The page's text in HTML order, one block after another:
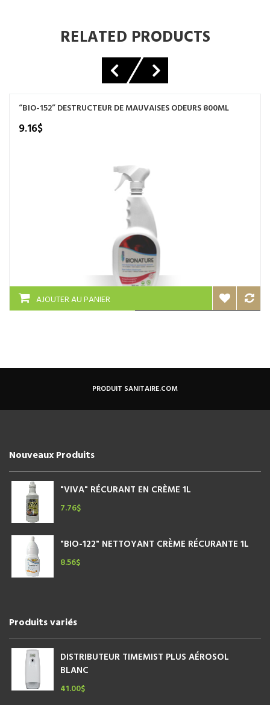
RELATED PRODUCTS
“BIO-152” DESTRUCTEUR DE MAUVAISES ODEURS 800ML
9.16$
AJOUTER AU PANIER
PRODUIT SANITAIRE.COM
Nouveaux Produits
"VIVA" RÉCURANT EN CRÈME 1L
7.76$
"BIO-122" NETTOYANT CRÈME RÉCURANTE 1L
8.56$
Produits variés
DISTRIBUTEUR TIMEMIST PLUS AÉROSOL
BLANC
41.00$